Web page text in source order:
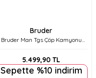
Bruder
Bruder Man Tgs Çöp Kamyonu
5.499,90 TL
Sepette %10 indirim